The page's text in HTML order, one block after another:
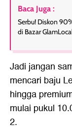
Baca Juga :
Serbu! Diskon
di Bazar
Jadi jangan
mencari baju
hingga
mulai pukul
2.